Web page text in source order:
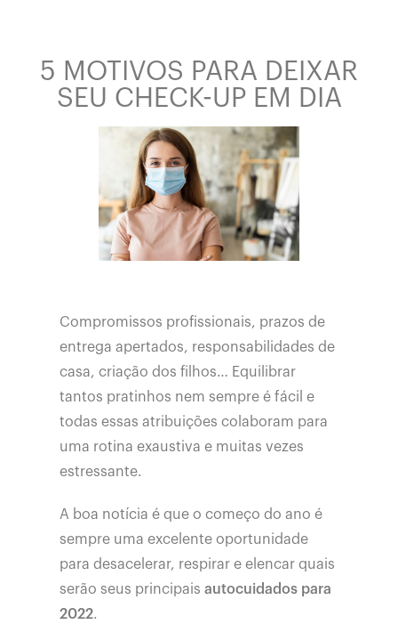
5 MOTIVOS PARA DEIXAR
SEU CHECK-UP EM DIA
Compromissos profissionais, prazos de
entrega apertados, responsabilidades de
casa, criação dos filhos… Equilibrar
tantos pratinhos nem sempre é fácil e
todas essas atribuições colaboram para
uma rotina exaustiva e muitas vezes
estressante.
A boa notícia é que o começo do ano é
sempre uma excelente oportunidade
para desacelerar, respirar e elencar quais
serão seus principaisautocuidados para
2022.